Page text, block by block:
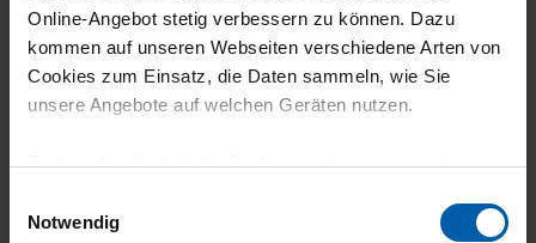
Online-Angebot stetig verbessern zu können. Dazu
kommen auf unseren Webseiten verschiedene Arten von
Cookies zum Einsatz, die Daten sammeln, wie Sie
unsere Angebote auf welchen Geräten nutzen.
Technisch erforderliche Cookies sind eine notwendige
grundlegende Funktionen wie etwa zur Auswahl und
Notwendig
30.07.2026
5
Sehr gute Qualität
30.07.2026